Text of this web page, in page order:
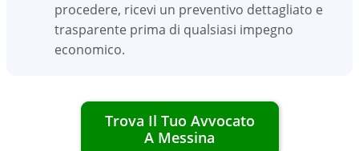
procedere, ricevi un preventivo dettagliato e
trasparente prima di qualsiasi impegno
economico.
Trova Il Tuo Avvocato
A Messina